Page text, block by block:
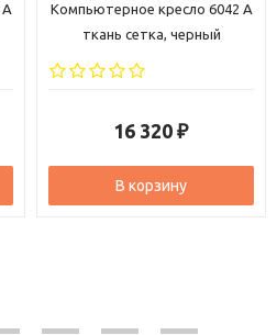
Компьютерное кресло 6206 A
ткань сетка, черный
18 280 ₽
В корзину